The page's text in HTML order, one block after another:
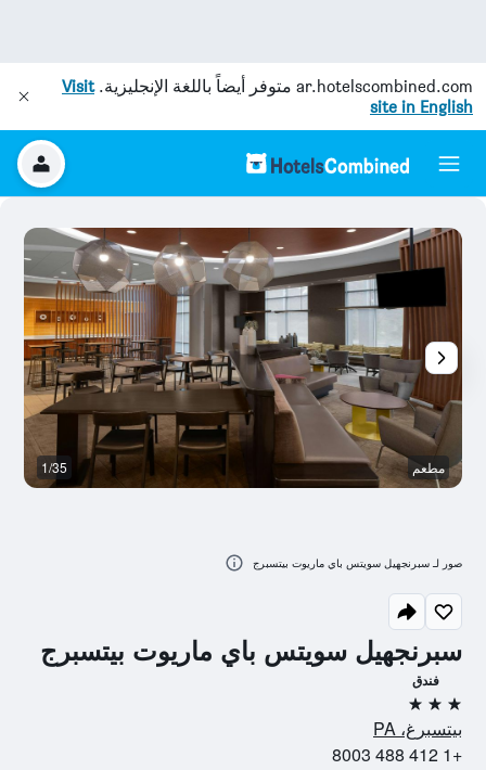
ar.hotelscombined.com متوفر أيضاً باللغة الإنجليزية.Visit
site in English
سبرنجهيل سويتس باي ماريوت بيتسبرج
فندق
3 نجوم
بيتسبرغ، PA
+1 412 488 8003
مطعم 1/35
صور لـ سبرنجهيل سويتس باي ماريوت بيتسبرج